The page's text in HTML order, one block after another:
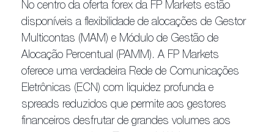
No centro da oferta forex da FP Markets estão
disponíveis a flexibilidade de alocações de Gestor
Multicontas (MAM) e Módulo de Gestão de
Alocação Percentual (PAMM). A FP Markets
oferece uma verdadeira Rede de Comunicações
Eletrônicas (ECN) com liquidez profunda e
spreads reduzidos que permite aos gestores
financeiros desfrutar de grandes volumes aos